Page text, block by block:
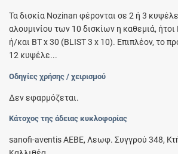
Τα δισκία Nozinan φέρονται σε 2 ή 3
αλουμινίου των 10 δισκίων η καθεμιά,
ή/και ΒΤ x 30 (BLIST 3 x 10). Επιπλέον, το
12 κυψέλε...
Οδηγίες χρήσης / χειρισμού
Δεν εφαρμόζεται.
Κάτοχος της άδειας κυκλοφορίας
sanofi-aventis AEBE, Λεωφ. Συγγρού 348,